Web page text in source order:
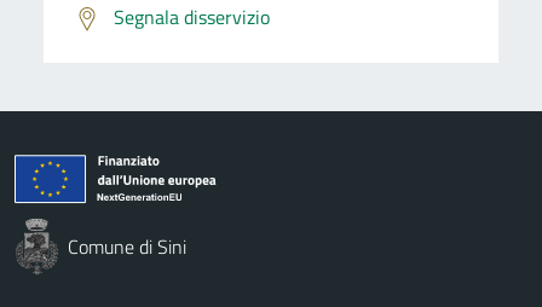
Segnala disservizio
Comune di Sini